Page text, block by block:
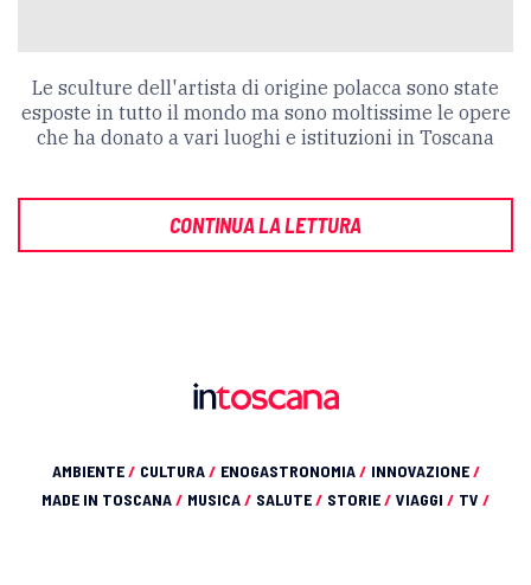
Le sculture dell'artista di origine polacca sono state
esposte in tutto il mondo ma sono moltissime le opere
che ha donato a vari luoghi e istituzioni in Toscana
CONTINUA LA LETTURA
AMBIENTE/ CULTURA/ ENOGASTRONOMIA/ INNOVAZIONE/
MADE IN TOSCANA/ MUSICA/ SALUTE/ STORIE/ VIAGGI / TV /